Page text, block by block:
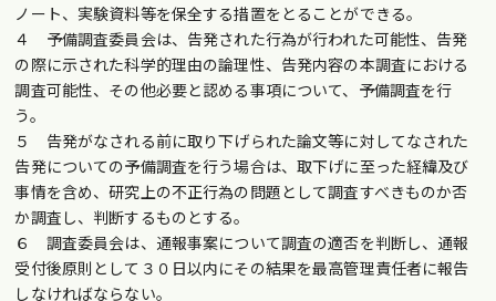
ノート、実験資料等を保全する措置をとることができる。
４ 予備調査委員会は、告発された行為が行われた可能性、告発
の際に示された科学的理由の論理性、告発内容の本調査における
調査可能性、その他必要と認める事項について、予備調査を行
う。
５ 告発がなされる前に取り下げられた論文等に対してなされた
告発についての予備調査を行う場合は、取下げに至った経緯及び
事情を含め、研究上の不正行為の問題として調査すべきものか否
か調査し、判断するものとする。
６ 調査委員会は、通報事案について調査の適否を判断し、通報
受付後原則として３０日以内にその結果を最高管理責任者に報告
しなければならない。